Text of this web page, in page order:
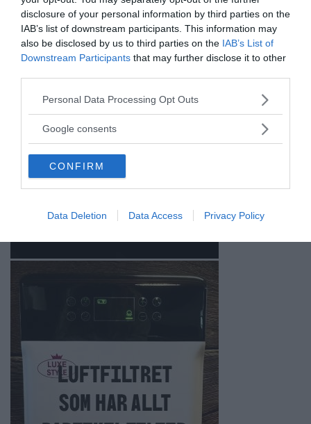
disclosure of your personal information by third parties on the
IAB’s list of downstream participants. This information may
also be disclosed by us to third parties on the IAB’s List of
Downstream Participants that may further disclose it to other
Please note that this website/app uses one or more Google
not limited to your visit or usage behaviour. You may click to
use your data for below specified purposes in below Google
consent section.
Personal Data Processing Opt Outs
Google consents
CONFIRM
Data Deletion Data Access Privacy Policy